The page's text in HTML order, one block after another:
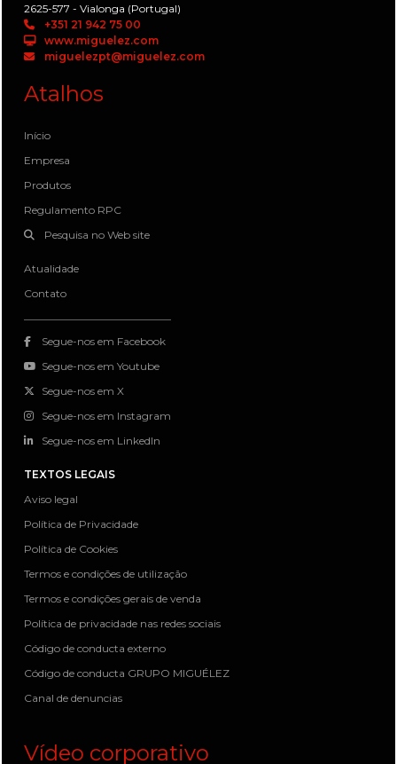
2625-577 - Vialonga (Portugal)
+351 21 942 75 00
www.miguelez.com
miguelezpt@miguelez.com
Atalhos
Início
Empresa
Produtos
Regulamento RPC
Pesquisa no Web site
Atualidade
Contato
Segue-nos em Facebook
Segue-nos em Youtube
Segue-nos em X
Segue-nos em Instagram
Segue-nos em LinkedIn
TEXTOS LEGAIS
Aviso legal
Política de Privacidade
Política de Cookies
Termos e condições de utilização
Termos e condições gerais de venda
Política de privacidade nas redes sociais
Código de conducta externo
Código de conducta GRUPO MIGUÉLEZ
Canal de denuncias
Vídeo corporativo